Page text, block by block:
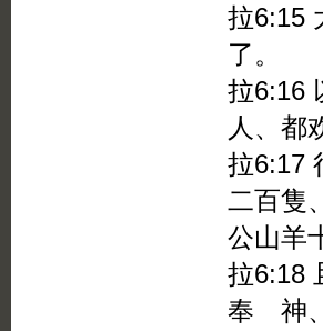
拉6:15
了。
拉6:16
人、都
拉6:17
二百隻
公山羊
拉6:18
奉 神